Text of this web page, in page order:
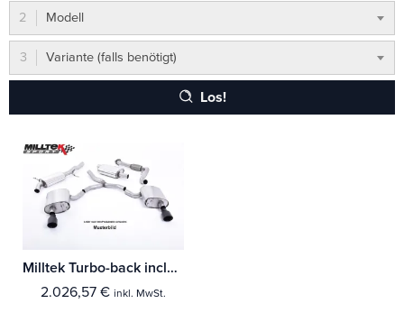
Modell
Variante (falls benötigt)
Los!
Milltek Turbo-back including Hi-Flow Sports Cat Audi S3 2.0 T quattro 3-Türer 8P
2.026,57 € inkl. MwSt.